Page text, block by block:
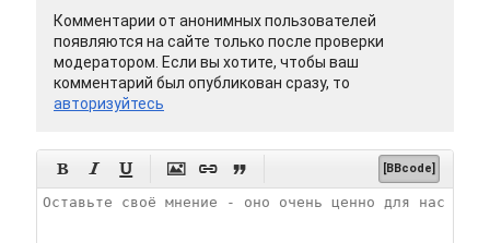
Комментарии от анонимных пользователей
появляются на сайте только после проверки
модератором. Если вы хотите, чтобы ваш
комментарий был опубликован сразу, то
авторизуйтесь
      [BBcode]